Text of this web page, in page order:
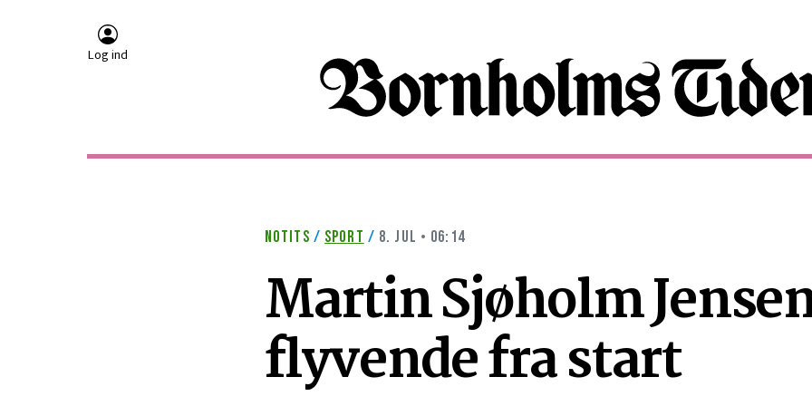
Log ind
NOTITS / SPORT / 8. JUL • 06:14
Martin Sjøholm
flyvende fra start